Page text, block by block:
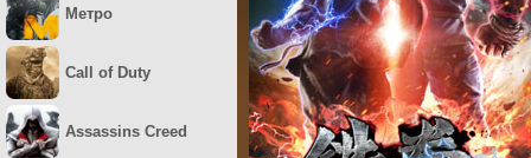
Метро
Call of Duty
Assassins Creed